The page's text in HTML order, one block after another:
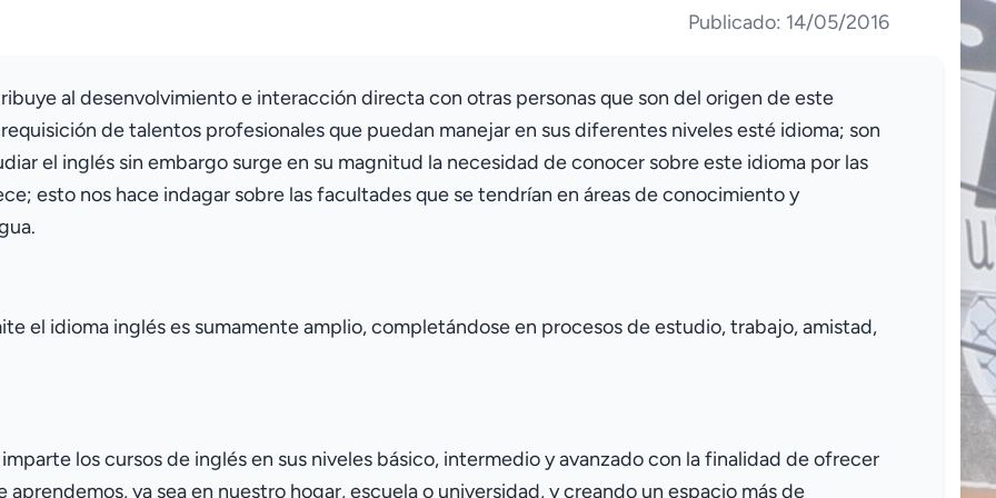
Publicado: 14/05/2016
al desenvolvimiento e interacción directa con otras personas que son del origen de este
de talentos profesionales que puedan manejar en sus diferentes niveles esté idioma; son
el inglés sin embargo surge en su magnitud la necesidad de conocer sobre este idioma por las
esto nos hace indagar sobre las facultades que se tendrían en áreas de conocimiento y
el idioma inglés es sumamente amplio, completándose en procesos de estudio, trabajo, amistad,
los cursos de inglés en sus niveles básico, intermedio y avanzado con la finalidad de ofrecer
ya sea en nuestro hogar, escuela o universidad, y creando un espacio más de